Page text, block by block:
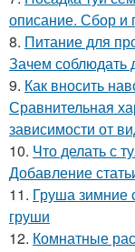
описание. Сбор и
8. Питание для
Зачем соблюдать
9. Как вносить
Сравнительная
зависимости от
10. Что делать с
Добавление
11. Груша зимние
груши
12. Комнатные